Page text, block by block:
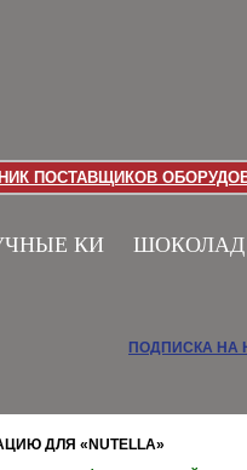
ПОСТАВЩИКОВ
КИ ШОКОЛАД
ПОДПИСКА НА
ДЛЯ «NUTELLA»